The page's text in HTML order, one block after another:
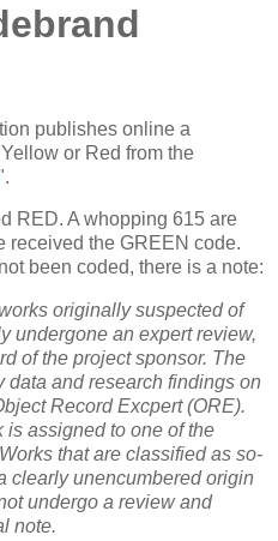
publishes online a
or Red from the
RED. A whopping 615 are
received the GREEN code.
been coded, there is a note:
originally suspected of
undergone an expert review,
of the project sponsor. The
data and research findings on
Record Excpert (ORE).
is assigned to one of the
that are classified as so-
clearly unencumbered origin
undergo a review and
note.